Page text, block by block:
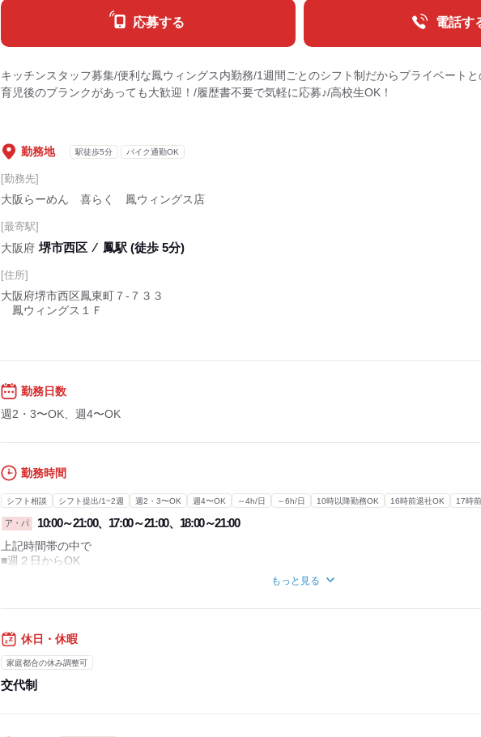
応募する 電話す
キッチンスタッフ募集/便利な鳳ウィングス内勤務/1週間ごとのシフト制だからプライベートと
育児後のブランクがあっても大歓迎！/履歴書不要で気軽に応募♪/高校生OK！
勤務地 駅徒歩5分 バイク通勤OK
[勤務先]
大阪らーめん 喜らく 鳳ウィングス店
[最寄駅]
大阪府 堺市西区 ⁄ 鳳駅 (徒歩 5分)
[住所]
大阪府堺市西区鳳東町７‐７３３
鳳ウィングス１Ｆ
勤務日数
週2・3〜OK、週4〜OK
勤務時間
シフト相談 シフト提出/1~2週 週2・3〜OK 週4〜OK ～4h/日 ～6h/日 10時以降勤務OK 16時前退社OK 17時
ア・パ 10:00～21:00、17:00～21:00、18:00～21:00
上記時間帯の中で
■週２日からOK
１週間ごとだからこそ、予定も調整しやすい！
学生生活や家事や子育てに影響が出ないよう
シフトの希望はしっかり考慮します！
プライベートも大事にしながら働ける環境ですよ◎
バレンタインやホワイトデーなどでプレゼントのためにしっかり稼ぎたいなどあれば、時期
もっと見る
休日・休暇
家庭都合の休み調整可
交代制